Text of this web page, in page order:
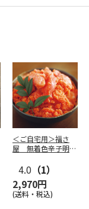
＜ご自宅用＞福さ
屋 無着色辛子明太
4.0 （1）
2,970円
(送料・税込)